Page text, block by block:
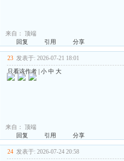
来自： 顶端
回复
引用 分享
23 发表于: 2026-07-21 18:01
只看该作者 小 中 大
来自： 顶端
回复
引用 分享
24 发表于: 2026-07-24 20:58